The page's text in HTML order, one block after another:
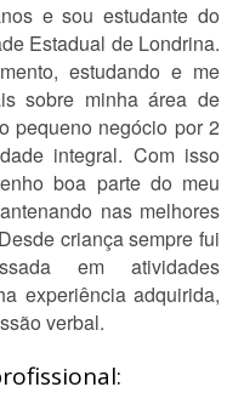
e sou estudante do
Estadual de Londrina.
estudando e me
sobre minha área de
pequeno negócio por 2
integral. Com isso
boa parte do meu
nas melhores
criança sempre fui
em atividades
experiência adquirida,
verbal.